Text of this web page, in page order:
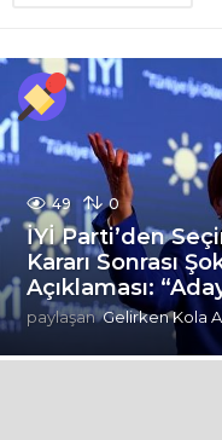
49 0
İYİ Parti’den
Kararı Sonrası
Açıklaması:
paylaşan Gelirken Kola